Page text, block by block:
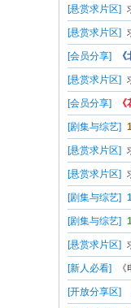
[悬赏求片区]
[悬赏求片区]
[会员分享]
[悬赏求片区]
[会员分享]
[剧集与综艺]
[悬赏求片区]
[悬赏求片区]
[剧集与综艺]
[剧集与综艺]
[悬赏求片区]
[新人必看]
[开放分享区]